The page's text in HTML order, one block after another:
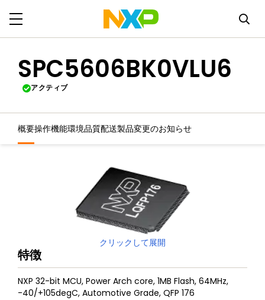
SPC5606BK0VLU6
アクティブ
概要操作機能環境品質配送製品変更のお知らせ
クリックして展開
特徴
NXP 32-bit MCU, Power Arch core, 1MB Flash, 64MHz,
-40/+105degC, Automotive Grade, QFP 176